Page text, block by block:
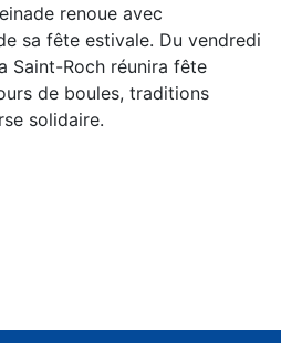
renoue avec
sa fête estivale. Du vendredi
Saint-Roch réunira fête
de boules, traditions
solidaire.